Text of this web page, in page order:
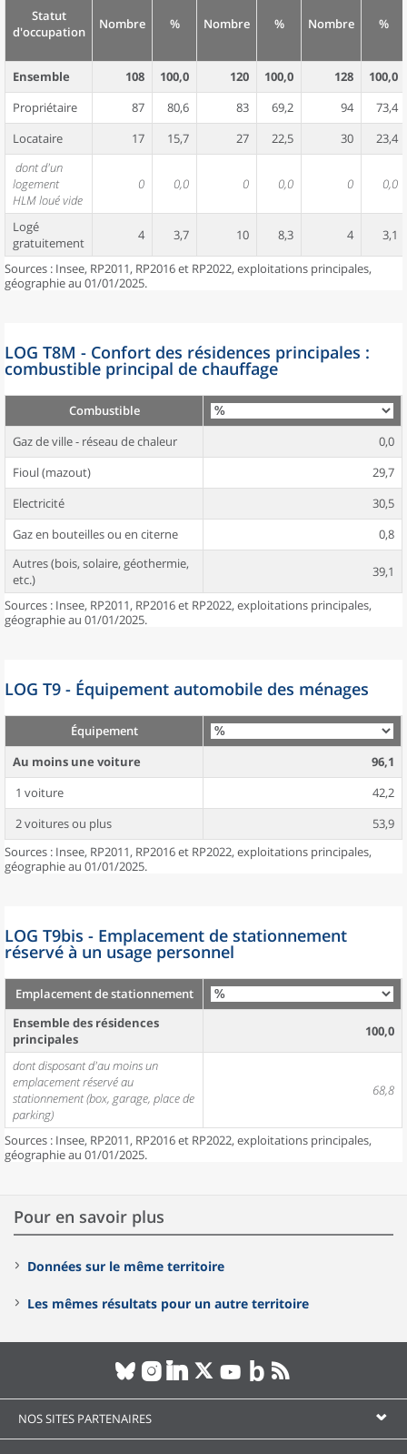
Statut
d'occupation
Nombre % Nombre % Nombre %
Ensemble 108 100,0 120 100,0 128
100,0
Propriétaire
87 80,6 83 69,2 94
73,4
Locataire
17 15,7 27 22,5 30
23,4
dont d'un
logement
HLM loué vide
0 0,0 0 0,0 0 0,0
Logé
gratuitement
4 3,7 10 8,3 4 3,1
Sources : Insee, RP2011, RP2016 et RP2022, exploitations principales,
géographie au 01/01/2025.
LOG T8M - Confort des résidences principales :
combustible principal de chauffage
Combustible
Gaz de ville - réseau de chaleur
0,0
Fioul (mazout)
29,7
Electricité
30,5
Gaz en bouteilles ou en citerne
0,8
Autres (bois, solaire, géothermie,
etc.)
39,1
Sources : Insee, RP2011, RP2016 et RP2022, exploitations principales,
géographie au 01/01/2025.
LOG T9 - Équipement automobile des ménages
Équipement
Au moins une voiture
96,1
1 voiture
42,2
2 voitures ou plus
53,9
Sources : Insee, RP2011, RP2016 et RP2022, exploitations principales,
géographie au 01/01/2025.
LOG T9bis - Emplacement de stationnement
réservé à un usage personnel
Emplacement de stationnement
Ensemble des résidences
principales
100,0
dont disposant d'au moins un
emplacement réservé au
stationnement (box, garage, place de
parking)
68,8
Sources : Insee, RP2011, RP2016 et RP2022, exploitations principales,
géographie au 01/01/2025.
Pour en savoir plus
Données sur le même territoire
Les mêmes résultats pour un autre territoire
NOS SITES PARTENAIRES